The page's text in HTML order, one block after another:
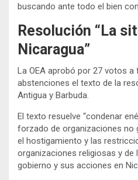
buscando ante todo el bien
Resolución “La
Nicaragua”
La OEA aprobó por 27 votos a
abstenciones el texto de la
Antigua y Barbuda.
El texto resuelve “condenar
forzado de organizaciones no
el hostigamiento y las
organizaciones religiosas y de
gobierno y sus acciones en